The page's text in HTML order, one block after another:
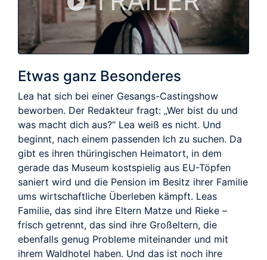
Etwas ganz Besonderes
Lea hat sich bei einer Gesangs-Castingshow
beworben. Der Redakteur fragt: „Wer bist du und
was macht dich aus?“ Lea weiß es nicht. Und
beginnt, nach einem passenden Ich zu suchen. Da
gibt es ihren thüringischen Heimatort, in dem
gerade das Museum kostspielig aus EU-Töpfen
saniert wird und die Pension im Besitz ihrer Familie
ums wirtschaftliche Überleben kämpft. Leas
Familie, das sind ihre Eltern Matze und Rieke –
frisch getrennt, das sind ihre Großeltern, die
ebenfalls genug Probleme miteinander und mit
ihrem Waldhotel haben. Und das ist noch ihre